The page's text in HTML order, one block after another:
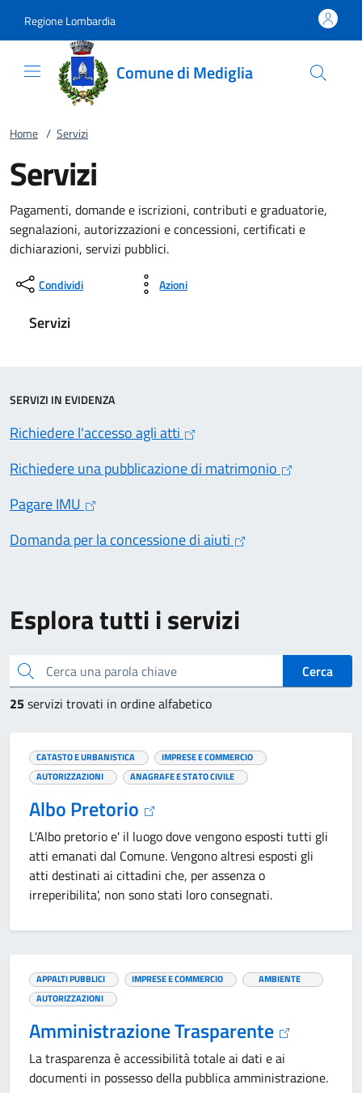
Regione Lombardia
Comune di Mediglia
Home / Servizi
Servizi
Pagamenti, domande e iscrizioni, contributi e graduatorie,
segnalazioni, autorizzazioni e concessioni, certificati e
dichiarazioni, servizi pubblici.
Condividi Azioni
Servizi
Esplora tutti i servizi
Cerca una parola chiave
Cerca
25servizi trovati in ordine alfabetico
CATASTO E URBANISTICA
IMPRESE E COMMERCIO
AUTORIZZAZIONI
ANAGRAFE E STATO CIVILE
Albo Pretorio
L'Albo pretorio e' il luogo dove vengono esposti tutti gli
atti emanati dal Comune. Vengono altresi esposti gli
atti destinati ai cittadini che, per assenza o
irreperibilita', non sono stati loro consegnati.
APPALTI PUBBLICI IMPRESE E COMMERCIO
AMBIENTE
AUTORIZZAZIONI
Amministrazione Trasparente
La trasparenza è accessibilità totale ai dati e ai
documenti in possesso della pubblica amministrazione.
SERVIZI IN EVIDENZA
Richiedere l'accesso agli atti
Richiedere una pubblicazione di matrimonio
Pagare IMU
Domanda per la concessione di aiuti